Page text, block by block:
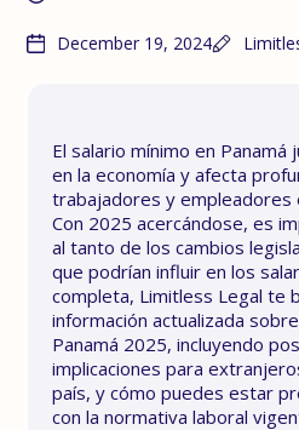
December 19, 2024
El salario mínimo en Panamá
en la economía y afecta
trabajadores y empleadores
Con 2025 acercándose, es
al tanto de los cambios
que podrían influir en los
completa, Limitless Legal te
información actualizada
Panamá 2025, incluyendo
implicaciones para
país, y cómo puedes estar
con la normativa laboral